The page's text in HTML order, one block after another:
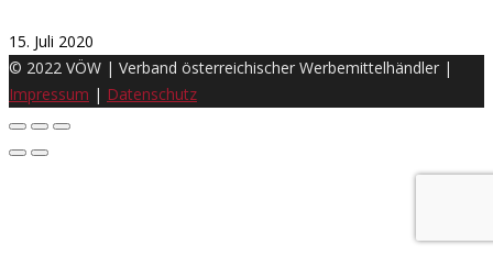
15. Juli 2020
© 2022 VÖW | Verband österreichischer Werbemittelhändler |
Impressum | Datenschutz